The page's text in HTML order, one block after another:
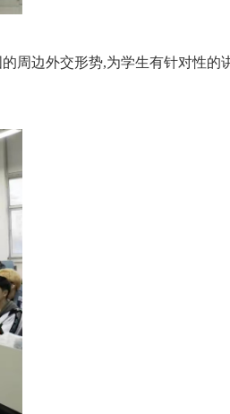
周边外交形势,为学生有针对性的